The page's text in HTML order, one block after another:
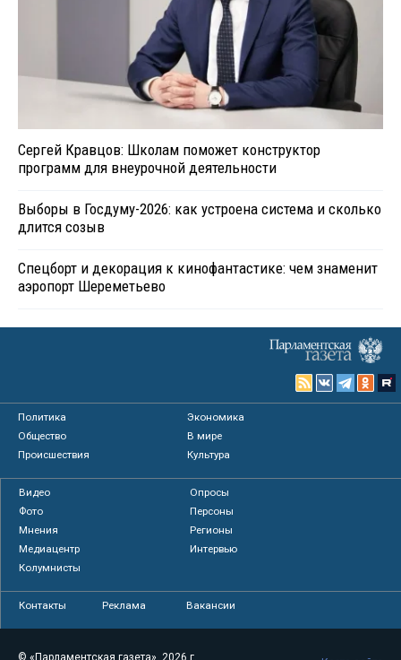
Сергей Кравцов: Школам поможет конструктор
программ для внеурочной деятельности
Выборы в Госдуму-2026: как устроена система и сколько
длится созыв
Спецборт и декорация к кинофантастике: чем знаменит
аэропорт Шереметьево
Политика
Экономика
Общество
В мире
Происшествия
Культура
Видео
Опросы
Фото
Персоны
Мнения
Регионы
Медиацентр
Интервью
Колумнисты
Контакты Реклама Вакансии
© «Парламентская газета», 2026 г.